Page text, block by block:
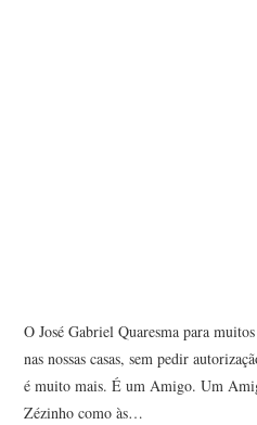
O José Gabriel Quaresma para
nas nossas casas, sem pedir
é muito mais. É um Amigo. Um
Zézinho como às…